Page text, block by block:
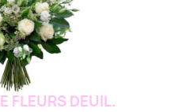
FLEURS DEUIL.